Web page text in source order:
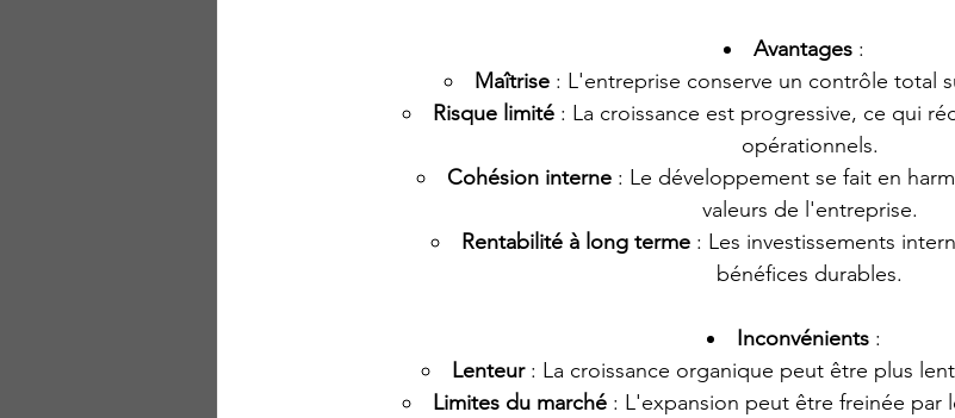
Avantages :
Maîtrise : L'entreprise conserve un contrôle total
Risque limité : La croissance est progressive, ce qui
opérationnels.
Cohésion interne : Le développement se fait en
valeurs de l'entreprise.
Rentabilité à long terme : Les investissements
bénéfices durables.
Inconvénients :
Lenteur : La croissance organique peut être plus
Limites du marché : L'expansion peut être freinée par